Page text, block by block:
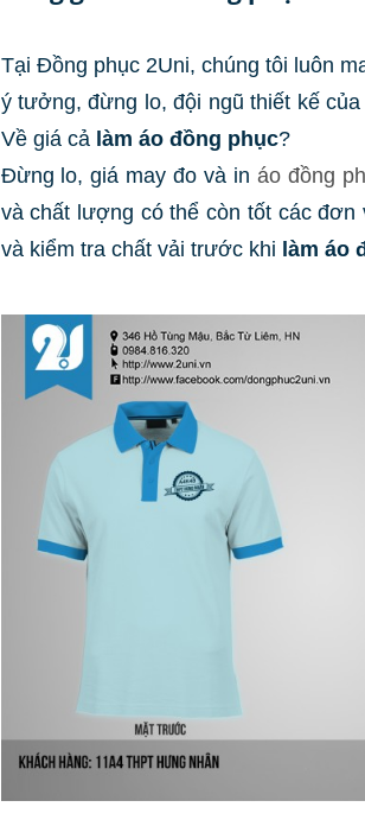
Tại Đồng phục 2Uni, chúng tôi luôn
ý tưởng, đừng lo, đội ngũ thiết kế
Về giá cả làm áo đồng phục?
Đừng lo, giá may đo và in áo đồng
và chất lượng có thể còn tốt các
và kiểm tra chất vải trước khi làm áo